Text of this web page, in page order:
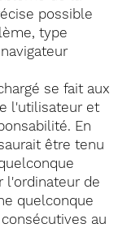
possible
type
se fait aux
l'utilisateur et
En
être tenu
l'ordinateur de
quelconque
au